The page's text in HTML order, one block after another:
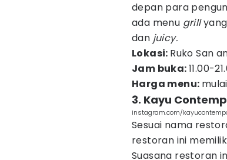
depan para
ada menu grill
dan juicy.
Lokasi: Ruko San
Jam buka:11.00-
Harga menu:
3. Kayu
instagram.com/
Sesuai nama
restoran ini
Suasana restoran